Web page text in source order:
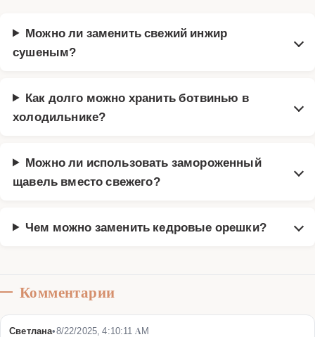
Можно ли заменить свежий инжир
сушеным?
Как долго можно хранить ботвинью в
холодильнике?
Можно ли использовать замороженный
щавель вместо свежего?
Чем можно заменить кедровые орешки?
Комментарии
Светлана•8/22/2025, 4:10:11 AM